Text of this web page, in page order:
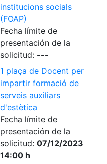
institucions socials
(FOAP)
Fecha límite de
presentación de la
solicitud: ---
1 plaça de Docent per
impartir formació de
serveis auxiliars
d'estètica
Fecha límite de
presentación de la
solicitud: 07/12/2023
14:00 h